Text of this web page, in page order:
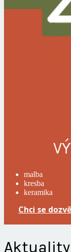
malba
kresba
keramika
Chci se
Aktuality